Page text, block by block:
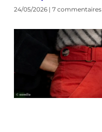
24/05/2026 7 commentaires